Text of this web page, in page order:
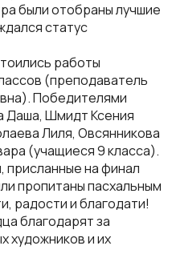
были отобраны лучшие
статус
работы
(преподаватель
Победителями
Даша, Шмидт Ксения
Лиля, Овсянникова
(учащиеся 9 класса).
на финал
пропитаны пасхальным
радости и благодати!
благодарят за
художников и их